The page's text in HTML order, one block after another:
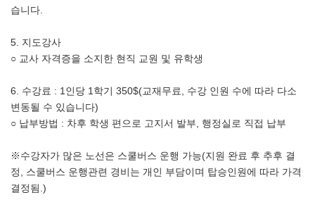
습니다.
5. 지도강사
○ 교사 자격증을 소지한 현직 교원 및 유학생
6. 수강료 : 1인당 1학기 350$(교재무료, 수강 인원 수에 따라 다소
변동될 수 있습니다)
○ 납부방법 : 차후 학생 편으로 고지서 발부, 행정실로 직접 납부
※수강자가 많은 노선은 스쿨버스 운행 가능(지원 완료 후 추후 결
정, 스쿨버스 운행관련 경비는 개인 부담이며 탑승인원에 따라 가격
결정됨.)